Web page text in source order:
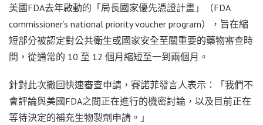
美國FDA去年啟動的「局長國家優先憑證計畫」（FDA
commissioner’s national priority voucher program），旨在縮
短部分被認定對公共衛生或國家安全至關重要的藥物審查時
間，從通常的 10 至 12 個月縮短至一到兩個月。
針對此次撤回快速審查申請，賽諾菲發言人表示：「我們不
會評論與美國FDA之間正在進行的機密討論，以及目前正在
等待決定的補充生物製劑申請。」